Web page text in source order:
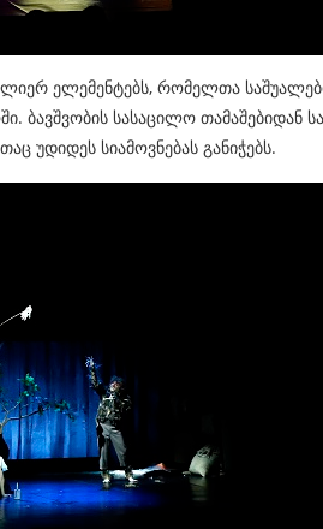
ელემენტებს, რომელთა
ბავშვობის სასაცილო თამაშებიდან
უდიდეს სიამოვნებას განიჭებს.